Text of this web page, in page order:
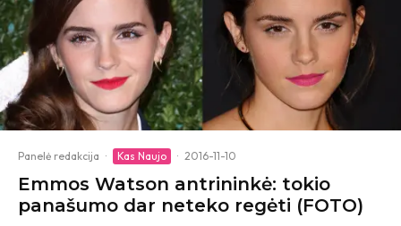
Panelė redakcija · Kas Naujo · 2016-11-10
Emmos Watson antrininkė: tokio
panašumo dar neteko regėti (FOTO)